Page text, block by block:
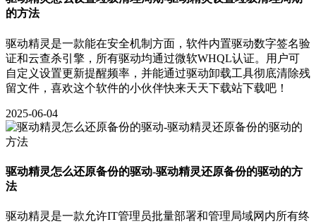
的方法
驱动精灵是一款能在安全机制方面，软件内置驱动数字签名验
证和云查杀引擎，所有驱动均通过微软WHQL认证。用户可
自定义设置更新提醒频率，并能通过驱动卸载工具彻底清除残
留文件，喜欢这个软件的小伙伴快来天天下载站下载吧！
2025-06-04
驱动精灵怎么还原备份的驱动-驱动精灵还原备份的驱动的方
法
驱动精灵是一款允许IT管理员批量部署和管理局域网内所有终